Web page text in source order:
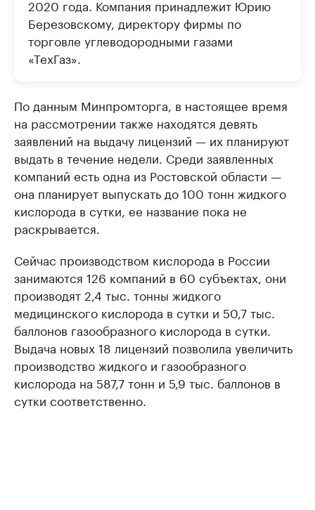
2020 года. Компания принадлежит Юрию
Березовскому, директору фирмы по
торговле углеводородными газами
«ТехГаз».
По данным Минпромторга, в настоящее время
на рассмотрении также находятся девять
заявлений на выдачу лицензий — их планируют
выдать в течение недели. Среди заявленных
компаний есть одна из Ростовской области —
она планирует выпускать до 100 тонн жидкого
кислорода в сутки, ее название пока не
раскрывается.
Сейчас производством кислорода в России
занимаются 126 компаний в 60 субъектах, они
производят 2,4 тыс. тонны жидкого
медицинского кислорода в сутки и 50,7 тыс.
баллонов газообразного кислорода в сутки.
Выдача новых 18 лицензий позволила увеличить
производство жидкого и газообразного
кислорода на 587,7 тонн и 5,9 тыс. баллонов в
сутки соответственно.